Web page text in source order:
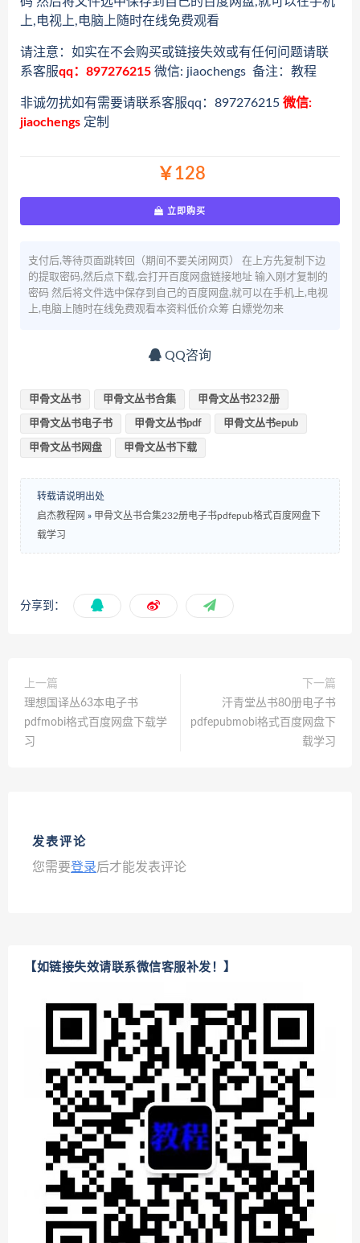
上,电视上,电脑上随时在线免费观看
请注意：如实在不会购买或链接失效或有任何问题请联
系客服qq：897276215 微信: jiaochengs 备注：教程
非诚勿扰如有需要请联系客服qq：897276215 微信:
jiaochengs 定制
￥128
立即购买
支付后,等待页面跳转回（期间不要关闭网页） 在上方先复制下边
的提取密码,然后点下载,会打开百度网盘链接地址 输入刚才复制的
密码 然后将文件选中保存到自己的百度网盘,就可以在手机上,电视
上,电脑上随时在线免费观看本资料低价众筹 白嫖党勿来
QQ咨询
甲骨文丛书 甲骨文丛书合集 甲骨文丛书232册
甲骨文丛书电子书 甲骨文丛书pdf 甲骨文丛书epub
甲骨文丛书网盘 甲骨文丛书下载
转载请说明出处
启杰教程网 » 甲骨文丛书合集232册电子书pdfepub格式百度网盘下
载学习
分享到：
上一篇
理想国译丛63本电子书
pdfmobi格式百度网盘下载学
习
下一篇
汗青堂丛书80册电子书
pdfepubmobi格式百度网盘下
载学习
发表评论
您需要登录后才能发表评论
【如链接失效请联系微信客服补发！】